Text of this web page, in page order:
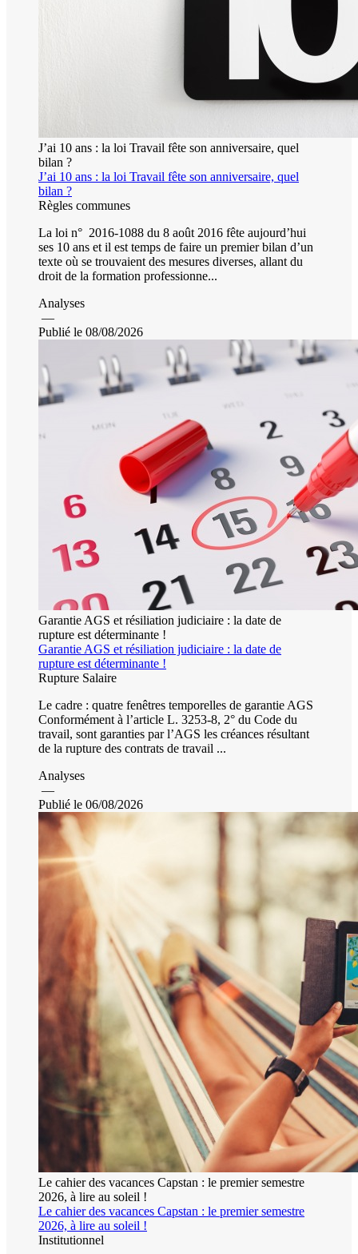
J’ai 10 ans : la loi Travail fête son anniversaire, quel
bilan ?
J’ai 10 ans : la loi Travail fête son anniversaire, quel
bilan ?
Règles communes
La loi n° 2016-1088 du 8 août 2016 fête aujourd’hui
ses 10 ans et il est temps de faire un premier bilan d’un
texte où se trouvaient des mesures diverses, allant du
droit de la formation professionne...
Analyses
—
Publié le 08/08/2026
Garantie AGS et résiliation judiciaire : la date de
rupture est déterminante !
Garantie AGS et résiliation judiciaire : la date de
rupture est déterminante !
Rupture Salaire
Le cadre : quatre fenêtres temporelles de garantie AGS
Conformément à l’article L. 3253-8, 2° du Code du
travail, sont garanties par l’AGS les créances résultant
de la rupture des contrats de travail ...
Analyses
—
Publié le 06/08/2026
Le cahier des vacances Capstan : le premier semestre
2026, à lire au soleil !
Le cahier des vacances Capstan : le premier semestre
2026, à lire au soleil !
Institutionnel